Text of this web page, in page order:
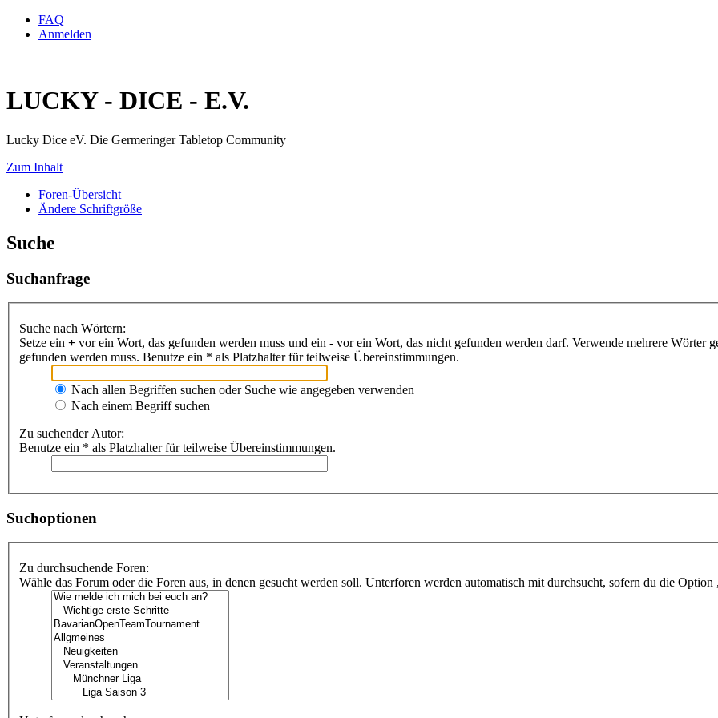
FAQ
Anmelden
LUCKY - DICE - E.V.
Lucky Dice eV. Die Germeringer Tabletop Community
Zum Inhalt
Foren-Übersicht
Ändere Schriftgröße
Suche
Suchanfrage
Suche nach Wörtern:
Setze ein + vor ein Wort, das gefunden werden muss und ein - vor ein Wort, das nicht gefunden werden darf. Verwende mehrere Wörter
gefunden werden muss. Benutze ein * als Platzhalter für teilweise Übereinstimmungen.
Nach allen Begriffen suchen oder Suche wie angegeben verwenden
Nach einem Begriff suchen
Zu suchender Autor:
Benutze ein * als Platzhalter für teilweise Übereinstimmungen.
Suchoptionen
Zu durchsuchende Foren:
Wähle das Forum oder die Foren aus, in denen gesucht werden soll. Unterforen werden automatisch mit durchsucht, sofern du die